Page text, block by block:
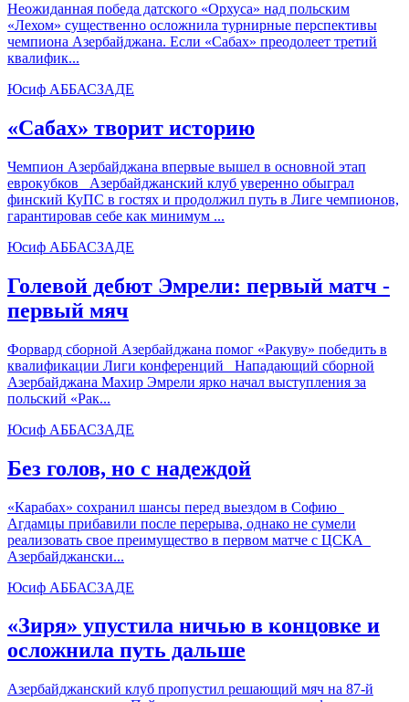
Неожиданная победа датского «Орхуса» над польским
«Лехом» существенно осложнила турнирные перспективы
чемпиона Азербайджана. Если «Сабах» преодолеет третий
квалифик...
Юсиф АББАСЗАДЕ
«Сабах» творит историю
Чемпион Азербайджана впервые вышел в основной этап
еврокубков Азербайджанский клуб уверенно обыграл
финский КуПС в гостях и продолжил путь в Лиге чемпионов,
гарантировав себе как минимум ...
Юсиф АББАСЗАДЕ
Голевой дебют Эмрели: первый матч -
первый мяч
Форвард сборной Азербайджана помог «Ракуву» победить в
квалификации Лиги конференций Нападающий сборной
Азербайджана Махир Эмрели ярко начал выступления за
польский «Рак...
Юсиф АББАСЗАДЕ
Без голов, но с надеждой
«Карабах» сохранил шансы перед выездом в Софию
Агдамцы прибавили после перерыва, однако не сумели
реализовать свое преимущество в первом матче с ЦСКА
Азербайджански...
Юсиф АББАСЗАДЕ
«Зиря» упустила ничью в концовке и
осложнила путь дальше
Азербайджанский клуб пропустил решающий мяч на 87-й